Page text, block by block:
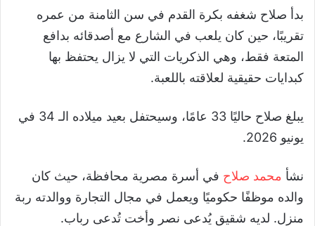
بدأ صلاح شغفه بكرة القدم في سن الثامنة من عمره
تقريبًا، حين كان يلعب في الشارع مع أصدقائه بدافع
المتعة فقط، وهي الذكريات التي لا يزال يحتفظ بها
كبدايات حقيقية لعلاقته باللعبة.
يبلغ صلاح حاليًا 33 عامًا، وسيحتفل بعيد ميلاده الـ 34 في
يونيو 2026.
نشأ محمد صلاح في أسرة مصرية محافظة، حيث كان
والده موظفًا حكوميًا ويعمل في مجال التجارة ووالدته ربة
منزل. لديه شقيق يُدعى نصر وأخت تُدعى رباب.